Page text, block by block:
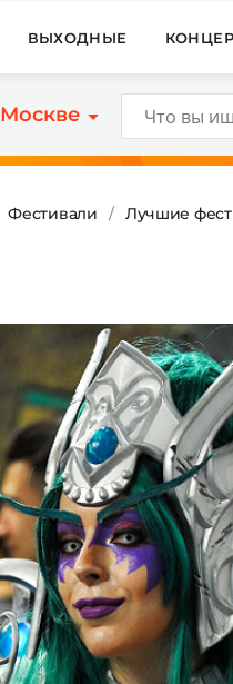
ВЫХОДНЫЕ
Москве
Фестивали Лучшие